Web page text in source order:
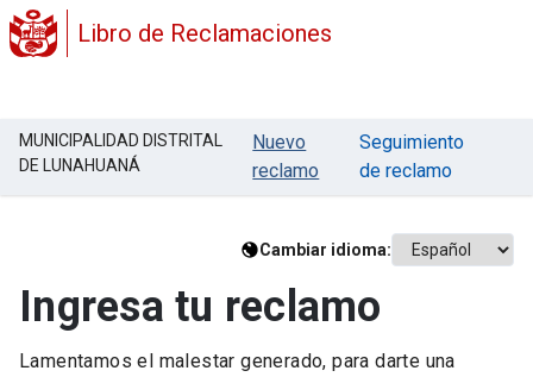
Libro de Reclamaciones
MUNICIPALIDAD DISTRITAL
DE LUNAHUANÁ
Nuevo
reclamo
Seguimiento
de reclamo
Cambiar idioma:
Ingresa tu reclamo
Lamentamos el malestar generado, para darte una